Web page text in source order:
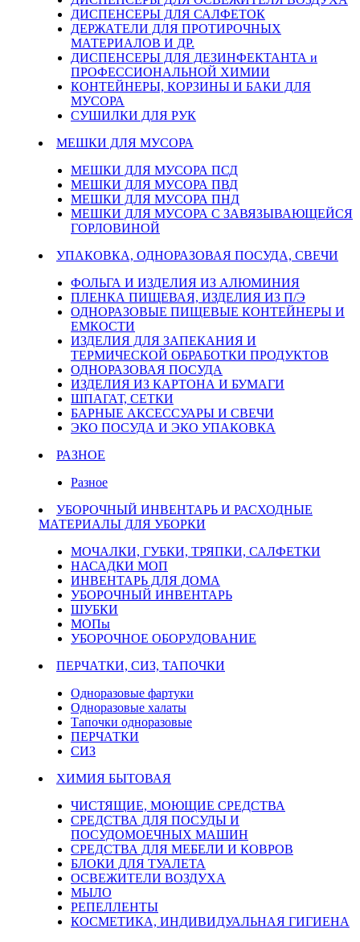
ДИСПЕНСЕРЫ ДЛЯ САЛФЕТОК
ДЕРЖАТЕЛИ ДЛЯ ПРОТИРОЧНЫХ
МАТЕРИАЛОВ И ДР.
ДИСПЕНСЕРЫ ДЛЯ ДЕЗИНФЕКТАНТА и
ПРОФЕССИОНАЛЬНОЙ ХИМИИ
КОНТЕЙНЕРЫ, КОРЗИНЫ И БАКИ ДЛЯ
МУСОРА
СУШИЛКИ ДЛЯ РУК
МЕШКИ ДЛЯ МУСОРА
МЕШКИ ДЛЯ МУСОРА ПСД
МЕШКИ ДЛЯ МУСОРА ПВД
МЕШКИ ДЛЯ МУСОРА ПНД
МЕШКИ ДЛЯ МУСОРА С ЗАВЯЗЫВАЮЩЕЙСЯ
ГОРЛОВИНОЙ
УПАКОВКА, ОДНОРАЗОВАЯ ПОСУДА, СВЕЧИ
ФОЛЬГА И ИЗДЕЛИЯ ИЗ АЛЮМИНИЯ
ПЛЕНКА ПИЩЕВАЯ, ИЗДЕЛИЯ ИЗ П/Э
ОДНОРАЗОВЫЕ ПИЩЕВЫЕ КОНТЕЙНЕРЫ И
ЕМКОСТИ
ИЗДЕЛИЯ ДЛЯ ЗАПЕКАНИЯ И
ТЕРМИЧЕСКОЙ ОБРАБОТКИ ПРОДУКТОВ
ОДНОРАЗОВАЯ ПОСУДА
ИЗДЕЛИЯ ИЗ КАРТОНА И БУМАГИ
ШПАГАТ, СЕТКИ
БАРНЫЕ АКСЕССУАРЫ И СВЕЧИ
ЭКО ПОСУДА И ЭКО УПАКОВКА
РАЗНОЕ
Разное
УБОРОЧНЫЙ ИНВЕНТАРЬ И РАСХОДНЫЕ
МАТЕРИАЛЫ ДЛЯ УБОРКИ
МОЧАЛКИ, ГУБКИ, ТРЯПКИ, САЛФЕТКИ
НАСАДКИ МОП
ИНВЕНТАРЬ ДЛЯ ДОМА
УБОРОЧНЫЙ ИНВЕНТАРЬ
ШУБКИ
МОПы
УБОРОЧНОЕ ОБОРУДОВАНИЕ
ПЕРЧАТКИ, СИЗ, ТАПОЧКИ
Одноразовые фартуки
Одноразовые халаты
Тапочки одноразовые
ПЕРЧАТКИ
СИЗ
ХИМИЯ БЫТОВАЯ
ЧИСТЯЩИЕ, МОЮЩИЕ СРЕДСТВА
СРЕДСТВА ДЛЯ ПОСУДЫ И
ПОСУДОМОЕЧНЫХ МАШИН
СРЕДСТВА ДЛЯ МЕБЕЛИ И КОВРОВ
БЛОКИ ДЛЯ ТУАЛЕТА
ОСВЕЖИТЕЛИ ВОЗДУХА
МЫЛО
РЕПЕЛЛЕНТЫ
КОСМЕТИКА, ИНДИВИДУАЛЬНАЯ ГИГИЕНА